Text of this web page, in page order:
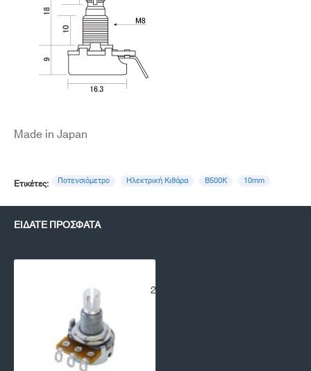
Made in Japan
Ετικέτες: Ποτενσιόμετρο Ηλεκτρική Κιθάρα B500K 10mm
ΕΊΔΑΤΕ ΠΡΌΣΦΑΤΑ
2,20€